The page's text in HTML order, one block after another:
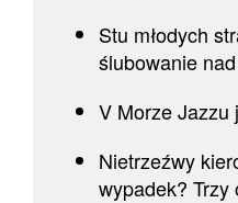
Stu młodych
ślubowanie nad
V Morze Jazzu
Nietrzeźwy
wypadek? Trzy